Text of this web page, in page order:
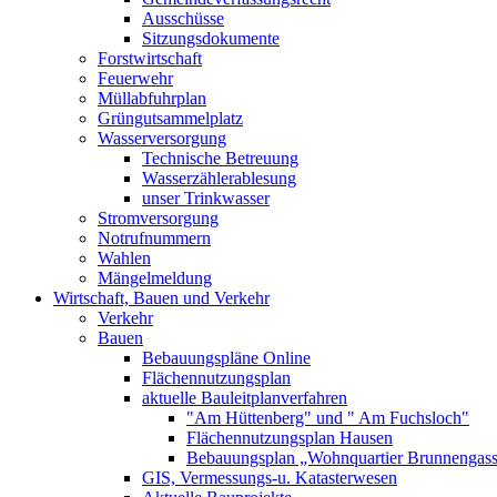
Ausschüsse
Sitzungsdokumente
Forstwirtschaft
Feuerwehr
Müllabfuhrplan
Grüngutsammelplatz
Wasserversorgung
Technische Betreuung
Wasserzählerablesung
unser Trinkwasser
Stromversorgung
Notrufnummern
Wahlen
Mängelmeldung
Wirtschaft, Bauen und Verkehr
Verkehr
Bauen
Bebauungspläne Online
Flächennutzungsplan
aktuelle Bauleitplanverfahren
"Am Hüttenberg" und " Am Fuchsloch"
Flächennutzungsplan Hausen
Bebauungsplan „Wohnquartier
GIS, Vermessungs-u. Katasterwesen